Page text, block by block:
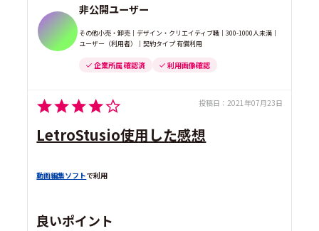
非公開ユーザー
その他小売・卸売｜デザイン・クリエイティブ職｜300-1000人未満｜
ユーザー（利用者）｜契約タイプ 有償利用
企業所属 確認済 利用画像確認
投稿日： 2021年07月23日
LetroStusio使用した感想
動画編集ソフトで利用
良いポイント